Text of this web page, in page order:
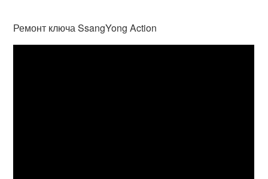
Ремонт ключа SsangYong Action